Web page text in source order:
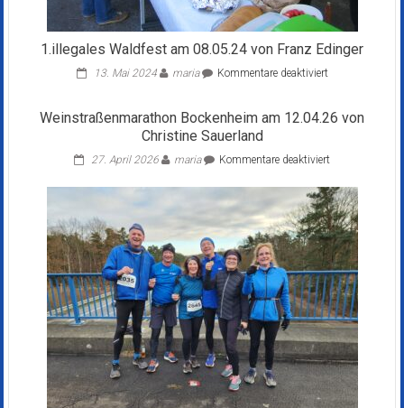
1.illegales Waldfest am 08.05.24 von Franz Edinger
13. Mai 2024 maria Kommentare deaktiviertfür
am
von
Edinger
Weinstraßenmarathon Bockenheim am 12.04.26 von
Christine Sauerland
27. April 2026 maria Kommentare deaktiviertfür
Bockenheim
am
12.04.26
von
Christine
Sauerland